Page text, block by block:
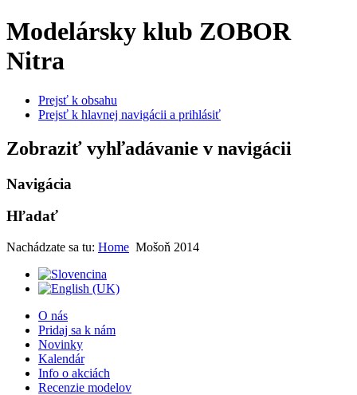
Modelársky klub ZOBOR
Nitra
Prejsť k obsahu
Prejsť k hlavnej navigácii a prihlásiť
Zobraziť vyhľadávanie v navigácii
Navigácia
Hľadať
Nachádzate sa tu: Home Mošoň 2014
O nás
Pridaj sa k nám
Novinky
Kalendár
Info o akciách
Recenzie modelov